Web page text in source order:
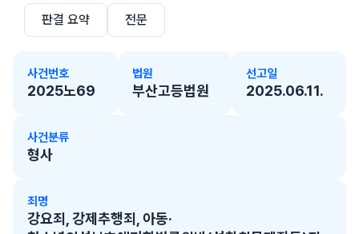
판결 요약 전문
사건번호
2025노69
법원
부산고등법원
선고일
2025.06.11.
사건분류
형사
죄명
강요죄, 강제추행죄, 아동·